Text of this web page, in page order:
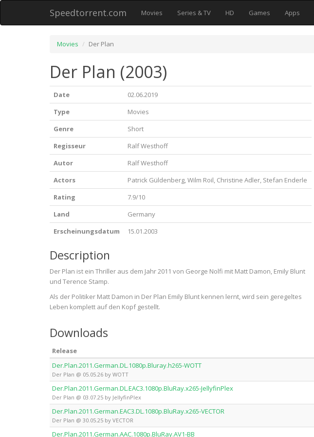
Speedtorrent.com Movies Series & TV HD Games Apps
Movies Der Plan
Der Plan (2003)
Date
02.06.2019
Type
Movies
Genre
Short
Regisseur
Ralf Westhoff
Autor
Ralf Westhoff
Actors
Patrick Güldenberg, Wilm Roil, Christine Adler, Stefan Enderle
Rating
7.9/10
Land
Germany
Erscheinungsdatum
15.01.2003
Description
Der Plan ist ein Thriller aus dem Jahr 2011 von George Nolfi mit Matt Damon, Emily Blunt
und Terence Stamp.
Als der Politiker Matt Damon in Der Plan Emily Blunt kennen lernt, wird sein geregeltes
Leben komplett auf den Kopf gestellt.
Downloads
Release
Der.Plan.2011.German.DL.1080p.Bluray.h265-WOTT
Der Plan @ 05.05.26 by WOTT
Der.Plan.2011.German.DL.EAC3.1080p.BluRay.x265-JellyfinPlex
Der Plan @ 03.07.25 by JellyfinPlex
Der.Plan.2011.German.EAC3.DL.1080p.BluRay.x265-VECTOR
Der Plan @ 30.05.25 by VECTOR
Der.Plan.2011.German.AAC.1080p.BluRay.AV1-BB